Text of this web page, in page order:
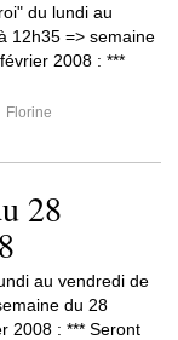
du lundi au
12h35 => semaine
2008 : ***
Florine
28
au vendredi de
du 28
2008 : *** Seront